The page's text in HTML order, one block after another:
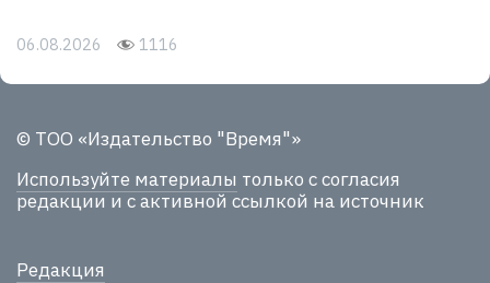
06.08.2026 1116
© ТОО «Издательство "Время"»
Используйте материалы только с согласия
редакции и с активной ссылкой на источник
Редакция